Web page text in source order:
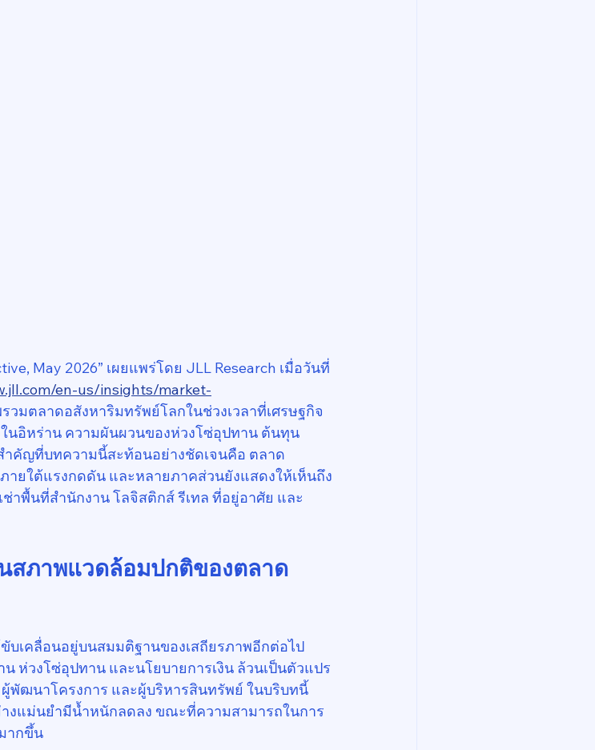
May 2026” เผยแพร่โดย JLL Research เมื่อวันที่
en-us/insights/market-
วมตลาดอสังหาริมทรัพย์โลกในช่วงเวลาที่เศรษฐกิจ
อิหร่าน ความผันผวนของห่วงโซ่อุปทาน ต้นทุน
ำคัญที่บทความนี้สะท้อนอย่างชัดเจนคือ ตลาด
ายใต้แรงกดดัน และหลายภาคส่วนยังแสดงให้เห็นถึง
าพื้นที่สำนักงาน โลจิสติกส์ รีเทล ที่อยู่อาศัย และ
สภาพแวดล้อมปกติของตลาด
บเคลื่อนอยู่บนสมมติฐานของเสถียรภาพอีกต่อไป
ห่วงโซ่อุปทาน และนโยบายการเงิน ล้วนเป็นตัวแปร
พัฒนาโครงการ และผู้บริหารสินทรัพย์ ในบริบทนี้
งแม่นยำมีน้ำหนักลดลง ขณะที่ความสามารถในการ
ากขึ้น